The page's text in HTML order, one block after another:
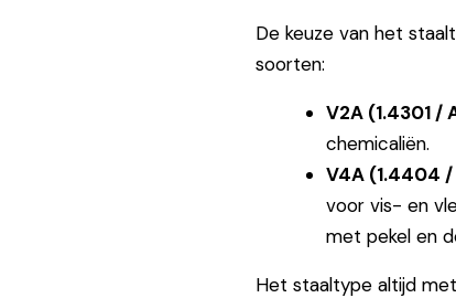
De keuze van het
soorten:
V2A (1.4301 /
chemicaliën.
V4A (1.4404 /
voor vis- en
met pekel en
Het staaltype altijd